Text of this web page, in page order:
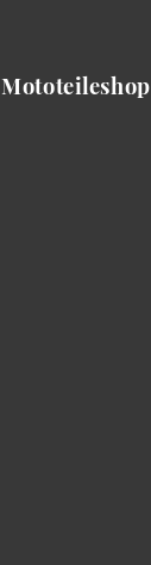
Mototeileshop